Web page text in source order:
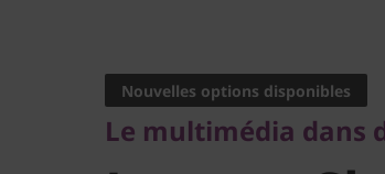
Lenovo
Nouvelles options disponibles
Le multimédia dans